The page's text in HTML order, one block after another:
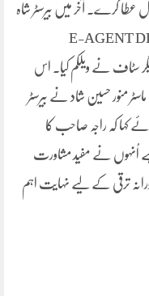
عطا کرے. آخر میں بیرسٹر شاہ
سٹاف نے ویلکم کیا. اس
منور حسین شاد نے بیرسٹر
کہا کہ راجہ صاحب کا
اُنہوں نے مفید مشاورت
ورانہ ترقی کے لیے نہایت اہم